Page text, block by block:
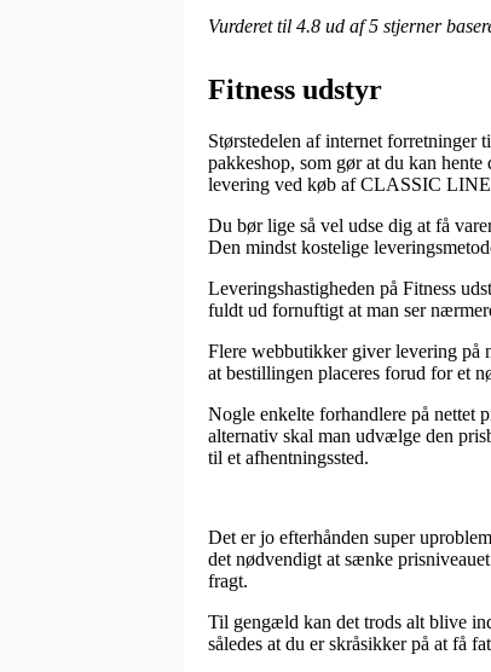
Vurderet til 4.8 ud af 5 stjerner
Fitness udstyr
Størstedelen af internet
pakkeshop, som gør at du kan
levering ved køb af CLASSIC
Du bør lige så vel udse dig at få
Den mindst kostelige
Leveringshastigheden på Fitness
fuldt ud fornuftigt at man ser
Flere webbutikker giver levering på
at bestillingen placeres forud for et
Nogle enkelte forhandlere på nettet
alternativ skal man udvælge den
til et afhentningssted.
Det er jo efterhånden super
det nødvendigt at sænke
fragt.
Til gengæld kan det trods alt blive
således at du er skråsikker på at få